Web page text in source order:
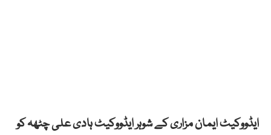
ایڈووکیٹ ایمان مزاری کے شوہر ایڈووکیٹ ہادی علی چٹھہ کو